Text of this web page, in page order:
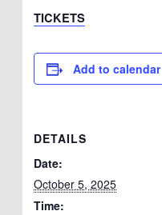
TICKETS
Add to calendar
DETAILS
Date:
October 5, 2025
Time: